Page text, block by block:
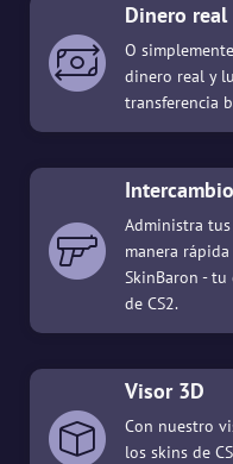
Dinero real
O
dinero real y
transferencia
Administra tus
manera
SkinBaron -
de CS2.
Visor 3D
Con nuestro
los skins de